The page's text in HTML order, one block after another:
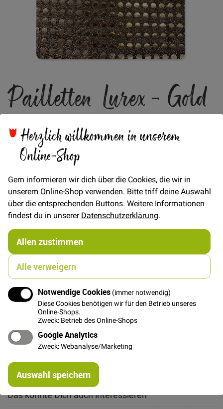
Herzlich willkommen in unserem
Online-Shop
Gern informieren wir dich über die Cookies, die wir in
unserem Online-Shop verwenden. Bitte triff deine Auswahl
über die entsprechenden Buttons. Weitere Informationen
findest du in unsererDatenschutzerklärung.
Allen zustimmen
Alle verweigern
Notwendige Cookies (immer notwendig)
Diese Cookies benötigen wir für den Betrieb unseres
Online-Shops.
Zweck: Betrieb des Online-Shops
Google Analytics
Zweck: Webanalyse/Marketing
Auswahl speichern
der
Bildgalerie
springen
Pailletten Lurex - Gold
10,00 €
€/METER(Freie Eingabe)
In den Warenkorb
Das könnte Dich auch interessieren
Details
Glamour, Glitter, Karneval...dünne Maschenware mit
Lurexfäden und mit Folienpailletten bedruckt...geeignet
für Prinzessin, Meerjungfrau und Co.! Durchmesser der
Pailletten ca. 0,5 cm.